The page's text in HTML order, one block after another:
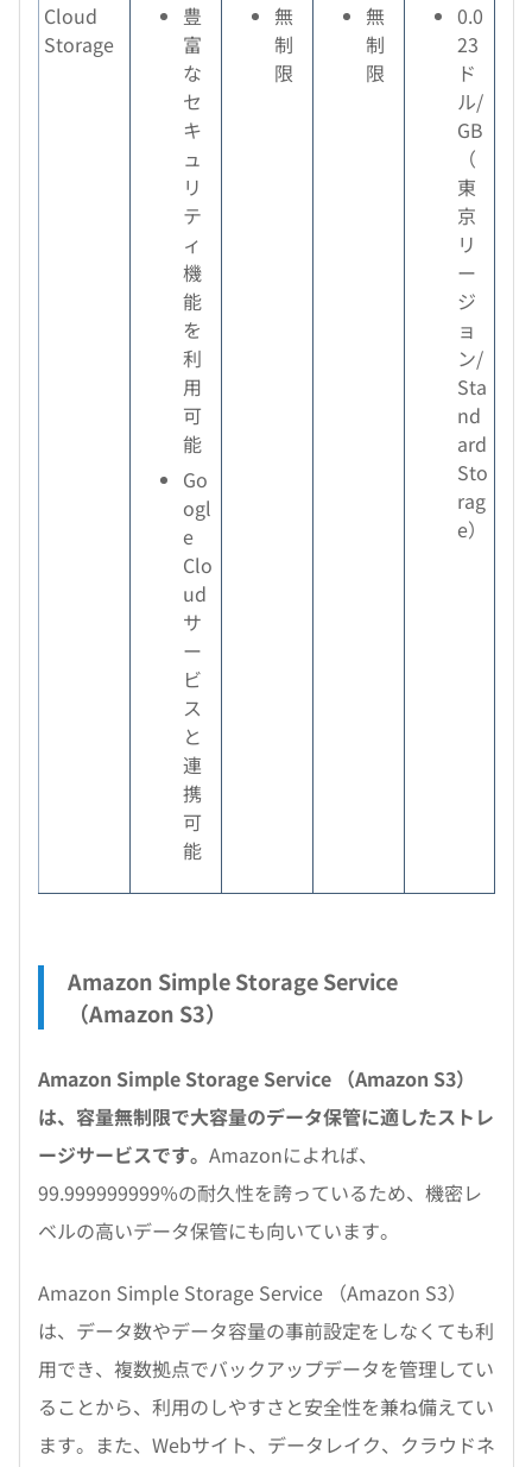
Cloud
Storage
豊
富
な
セ
キ
ュ
リ
テ
ィ
機
能
を
利
用
可
能
Go
ogl
e
Clo
ud
サ
ー
ビ
ス
と
連
携
可
能
無
制
限
無
制
限
0.0
23
ド
ル/
GB
（
東
京
リ
ー
ジ
ョ
ン/
Sta
nd
ard
Sto
rag
e）
Amazon Simple Storage Service
（Amazon S3）
Amazon Simple Storage Service （Amazon S3）
は、容量無制限で大容量のデータ保管に適したストレ
ージサービスです。 Amazonによれば、
99.999999999%の耐久性を誇っているため、機密レ
ベルの高いデータ保管にも向いています。
Amazon Simple Storage Service （Amazon S3）
は、データ数やデータ容量の事前設定をしなくても利
用でき、複数拠点でバックアップデータを管理してい
ることから、利用のしやすさと安全性を兼ね備えてい
ます。また、Webサイト、データレイク、クラウドネ